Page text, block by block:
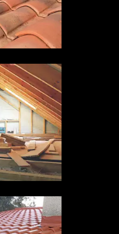
toiture 73
73 Savoie